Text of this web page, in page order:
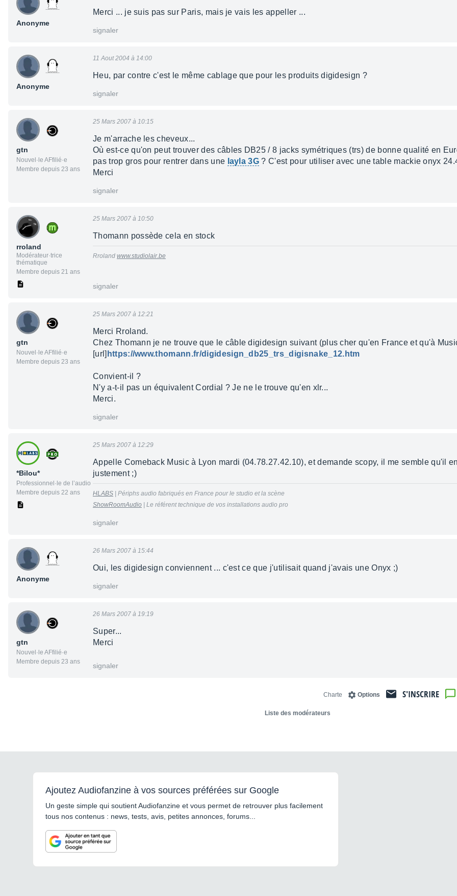
Anonyme
Merci ... je suis pas sur Paris, mais je vais les appeller ...
signaler
Anonyme
11 Aout 2004 à 14:00
Heu, par contre c'est le même cablage que pour les produits digidesign ?
signaler
gtn
Nouvel·le AFfilié·e
Membre depuis 23 ans
25 Mars 2007 à 10:15
Je m'arrache les cheveux...
Où est-ce qu'on peut trouver des câbles DB25 / 8 jacks symétriques (trs) de bonne qualité en
pas trop gros pour rentrer dans une layla 3G ? C'est pour utiliser avec une table mackie onyx
Merci
signaler
rroland
Modérateur·trice
thématique
Membre depuis 21 ans
25 Mars 2007 à 10:50
Thomann possède cela en stock
Rroland www.studiolair.be
signaler
gtn
Nouvel·le AFfilié·e
Membre depuis 23 ans
25 Mars 2007 à 12:21
Merci Rroland.
Chez Thomann je ne trouve que le câble digidesign suivant (plus cher qu'en France et qu'à
[url] https://www.thomann.fr/digidesign_db25_trs_digisnake_12.htm
Convient-il ?
N'y a-t-il pas un équivalent Cordial ? Je ne le trouve qu'en xlr...
Merci.
signaler
*Bilou*
Professionnel·le de l’audio
Membre depuis 22 ans
25 Mars 2007 à 12:29
Appelle Comeback Music à Lyon mardi (04.78.27.42.10), et demande scopy, il me semble qu'il
justement ;)
HLABS | Périphs audio fabriqués en France pour le studio et la scène
ShowRoomAudio | Le référent technique de vos installations audio pro
signaler
Anonyme
26 Mars 2007 à 15:44
Oui, les digidesign conviennent ... c'est ce que j'utilisait quand j'avais une Onyx ;)
signaler
gtn
Nouvel·le AFfilié·e
Membre depuis 23 ans
26 Mars 2007 à 19:19
Super...
Merci
signaler
S'INSCRIRE
Options
Charte
Liste des modérateurs
Ajoutez Audiofanzine à vos sources préférées sur Google
Un geste simple qui soutient Audiofanzine et vous permet de retrouver plus facilement
tous nos contenus : news, tests, avis, petites annonces, forums...